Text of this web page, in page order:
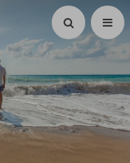
Suchen